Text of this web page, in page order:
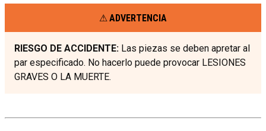
ADVERTENCIA
RIESGO DE ACCIDENTE: Las piezas se deben apretar al
par especificado. No hacerlo puede provocar LESIONES
GRAVES O LA MUERTE.